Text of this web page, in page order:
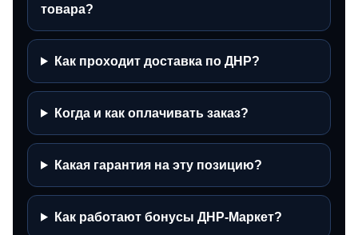
товара?
Как проходит доставка по ДНР?
Когда и как оплачивать заказ?
Какая гарантия на эту позицию?
Как работают бонусы ДНР-Маркет?